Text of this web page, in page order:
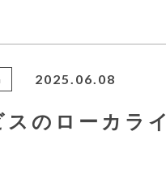
2025.06.08
のローカライ